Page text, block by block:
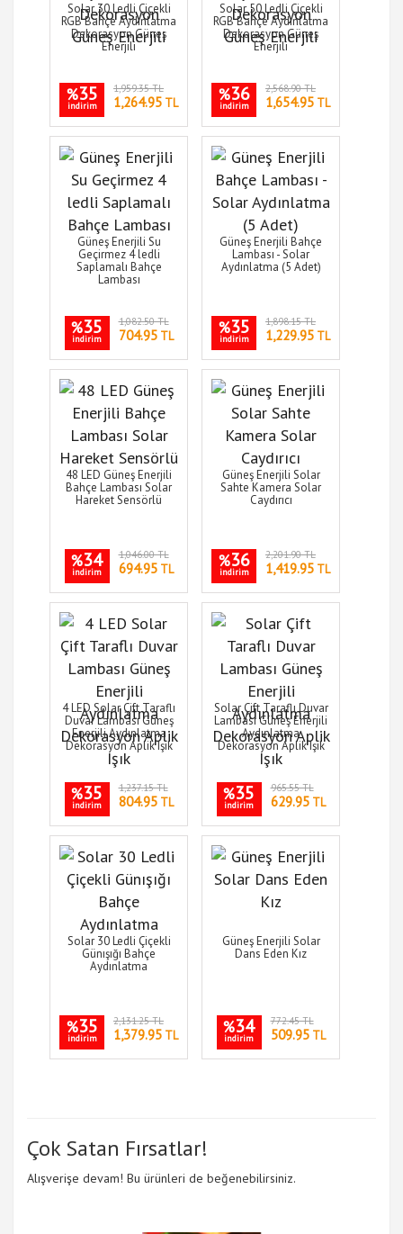
Solar 30 Ledli Çiçekli
RGB Bahçe Aydınlatma
Dekorasyon Güneş
Enerjili
%35
indirim
1,959.35 TL
1,264.95 TL
Solar 50 Ledli Çiçekli
RGB Bahçe Aydınlatma
Dekorasyon Güneş
Enerjili
%36
indirim
2,568.90 TL
1,654.95 TL
Güneş Enerjili Su
Geçirmez 4 ledli
Saplamalı Bahçe
Lambası
%35
indirim
1,082.50 TL
704.95TL
Güneş Enerjili Bahçe
Lambası - Solar
Aydınlatma (5 Adet)
%35
indirim
1,898.15 TL
1,229.95 TL
48 LED Güneş Enerjili
Bahçe Lambası Solar
Hareket Sensörlü
%34
indirim
1,046.00 TL
694.95TL
Güneş Enerjili Solar
Sahte Kamera Solar
Caydırıcı
%36
indirim
2,201.90 TL
1,419.95 TL
4 LED Solar Çift Taraflı
Duvar Lambası Güneş
Enerjili Aydınlatma
Dekorasyon Aplik Işık
%35
indirim
1,237.15 TL
804.95TL
Solar Çift Taraflı Duvar
Lambası Güneş Enerjili
Aydınlatma
Dekorasyon Aplik Işık
%35
indirim
965.55 TL
629.95TL
Solar 30 Ledli Çiçekli
Günışığı Bahçe
Aydınlatma
%35
indirim
2,131.25 TL
1,379.95 TL
Güneş Enerjili Solar
Dans Eden Kız
%34
indirim
772.45 TL
509.95TL
Çok Satan Fırsatlar!
Alışverişe devam! Bu ürünleri de beğenebilirsiniz.